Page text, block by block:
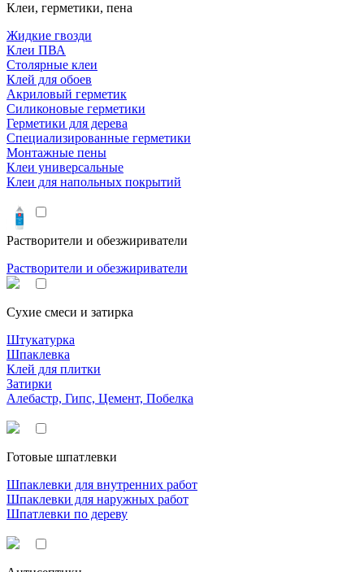
Клеи, герметики, пена
Жидкие гвозди
Клеи ПВА
Столярные клеи
Клей для обоев
Акриловый герметик
Силиконовые герметики
Герметики для дерева
Специализированные герметики
Монтажные пены
Клеи универсальные
Клеи для напольных покрытий
Растворители и обезжириватели
Растворители и обезжириватели
Сухие смеси и затирка
Штукатурка
Шпаклевка
Клей для плитки
Затирки
Алебастр, Гипс, Цемент, Побелка
Готовые шпатлевки
Шпаклевки для внутренних работ
Шпаклевки для наружных работ
Шпатлевки по дереву